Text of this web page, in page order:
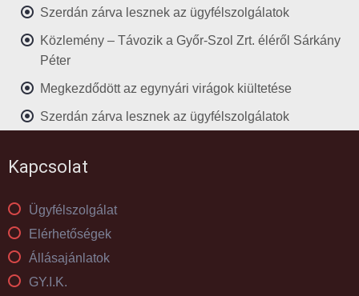
Szerdán zárva lesznek az ügyfélszolgálatok
Közlemény – Távozik a Győr-Szol Zrt. éléről Sárkány
Péter
Megkezdődött az egynyári virágok kiültetése
Szerdán zárva lesznek az ügyfélszolgálatok
Kapcsolat
Ügyfélszolgálat
Elérhetőségek
Állásajánlatok
GY.I.K.